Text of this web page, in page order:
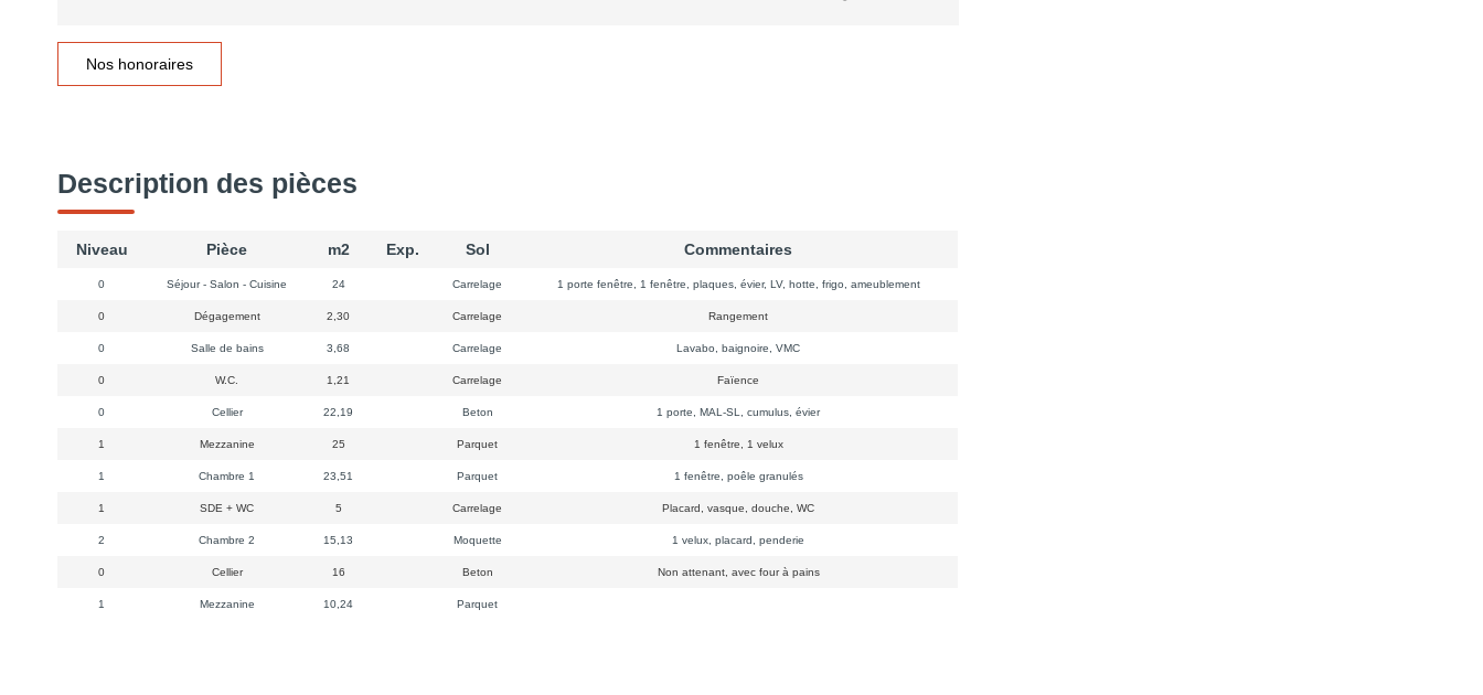
Nos honoraires
Description des pièces
Niveau Pièce m2 Exp. Sol Commentaires
0 Séjour - Salon - Cuisine 24 Carrelage 1 porte fenêtre, 1 fenêtre, plaques, évier, LV, hotte, frigo, ameublement
0 Dégagement 2,30 Carrelage Rangement
0 Salle de bains 3,68 Carrelage Lavabo, baignoire, VMC
0 W.C. 1,21 Carrelage Faïence
0 Cellier 22,19 Beton 1 porte, MAL-SL, cumulus, évier
1 Mezzanine 25 Parquet 1 fenêtre, 1 velux
1 Chambre 1 23,51 Parquet 1 fenêtre, poêle granulés
1 SDE + WC 5 Carrelage Placard, vasque, douche, WC
2 Chambre 2 15,13 Moquette 1 velux, placard, penderie
0 Cellier 16 Beton Non attenant, avec four à pains
1 Mezzanine 10,24 Parquet